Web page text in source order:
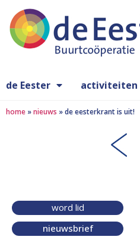
de Eester activiteiten
home »nieuws »de eesterkrant is uit!
word lid
nieuwsbrief